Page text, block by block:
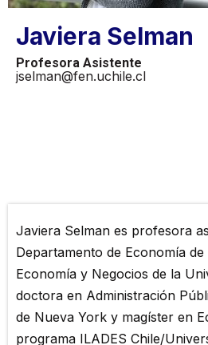
Javiera Selman
Profesora Asistente
jselman@fen.uchile.cl
Javiera Selman es profesora
Departamento de Economía de
Economía y Negocios de la
doctora en Administración
de Nueva York y magíster en
programa ILADES Chile/